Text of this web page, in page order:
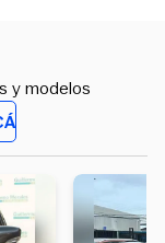
y modelos